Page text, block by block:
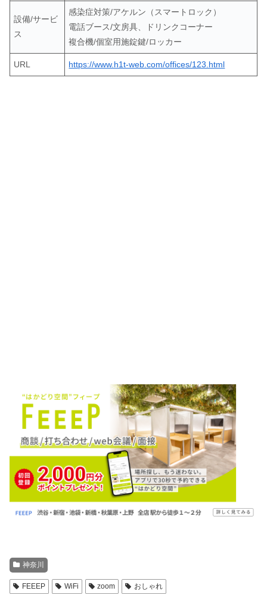
設備/サービ
ス
感染症対策/アケルン（スマートロック）
電話ブース/文房具、ドリンクコーナー
複合機/個室用施錠鍵/ロッカー
URL https://www.h1t-web.com/offices/123.html
神奈川
FEEEP WiFi zoom
おしゃれ